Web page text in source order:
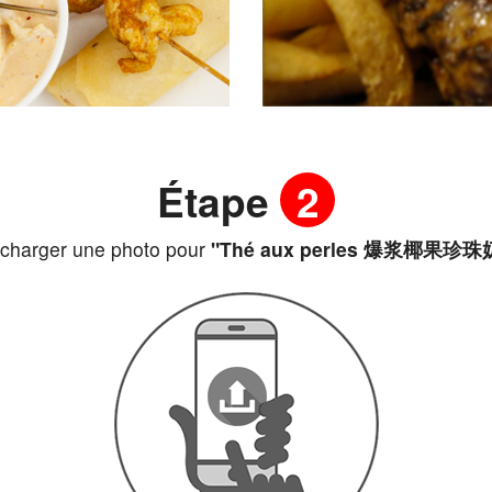
Étape 2
une photo pour"Thé aux perles 爆浆椰果珍珠